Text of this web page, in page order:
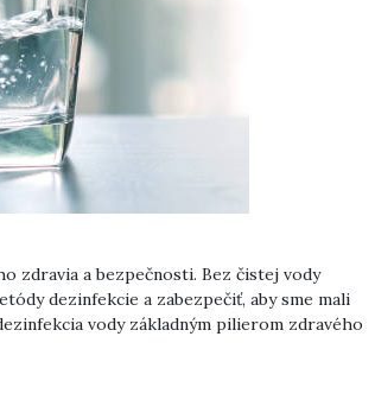
zdravia a bezpečnosti. Bez čistej vody
dezinfekcie a zabezpečiť, aby sme mali
vody základným pilierom zdravého